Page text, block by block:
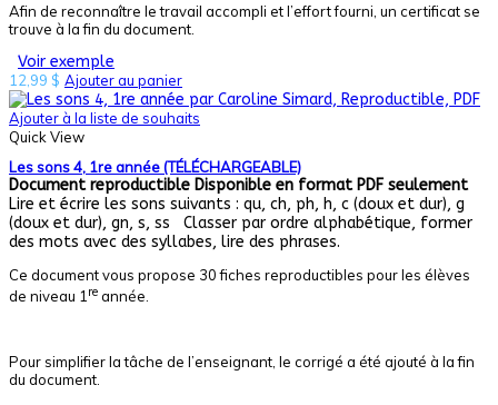
Afin de reconnaître le travail accompli et l’effort fourni, un certificat se
trouve à la fin du document.
Voir exemple
12,99 $ Ajouter au panier
Ajouter à la liste de souhaits
Quick View
Les sons 4, 1re année (TÉLÉCHARGEABLE)
Document reproductible Disponible en format PDF seulement
Lire et écrire les sons suivants : qu, ch, ph, h, c (doux et dur), g
(doux et dur), gn, s, ss Classer par ordre alphabétique, former
des mots avec des syllabes, lire des phrases.
Ce document vous propose 30 fiches reproductibles pour les élèves
de niveau 1 re année.
Pour simplifier la tâche de l’enseignant, le corrigé a été ajouté à la fin
du document.